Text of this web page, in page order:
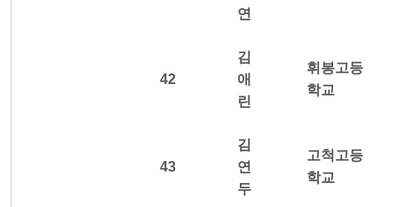
연
42
김
애
린
휘봉고등
학교
43
김
연
두
고척고등
학교